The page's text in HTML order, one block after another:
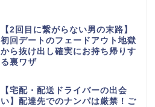
【2回目に繋がらない男の末路】
初回デートのフェードアウト地獄
から抜け出し確実にお持ち帰りす
る裏ワザ
【宅配・配送ドライバーの出会
い】配達先でのナンパは厳禁！ご